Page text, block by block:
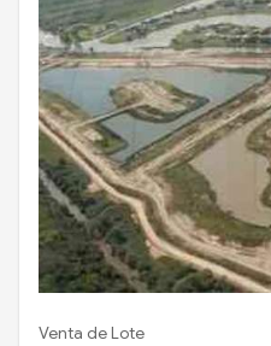
Venta de Lote